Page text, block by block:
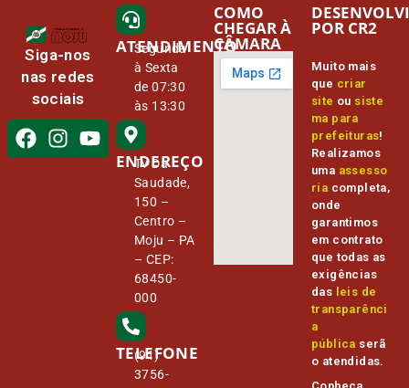
Siga-nos
nas redes
sociais
ATENDIMENTO
Segunda
à Sexta
de 07:30
às 13:30
ENDEREÇO
Tv Da
Saudade,
150 –
Centro –
Moju – PA
– CEP:
68450-
000
TELEFONE
(91)
3756-
COMO
CHEGAR À
CÂMARA
Muito mais
que criar
site ou siste
ma para
prefeituras!
Realizamos
uma assesso
ria completa,
onde
garantimos
em contrato
que todas as
exigências
das leis de
transparênci
a
pública serã
o atendidas.
POR CR2